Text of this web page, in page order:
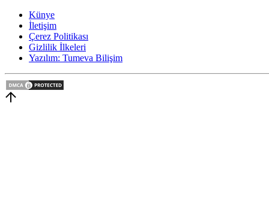
Künye
İletişim
Çerez Politikası
Gizlilik İlkeleri
Yazılım: Tumeva Bilişim